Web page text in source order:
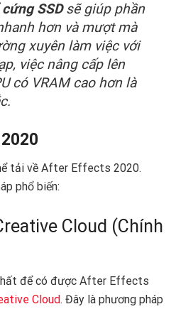
SSDsẽ giúp phần
hơn và mượt mà
xuyên làm việc với
việc nâng cấp lên
có VRAM cao hơn là
tải về After Effects 2020.
phổ biến:
Cloud (Chính
để có được After Effects
Cloud. Đây là phương pháp